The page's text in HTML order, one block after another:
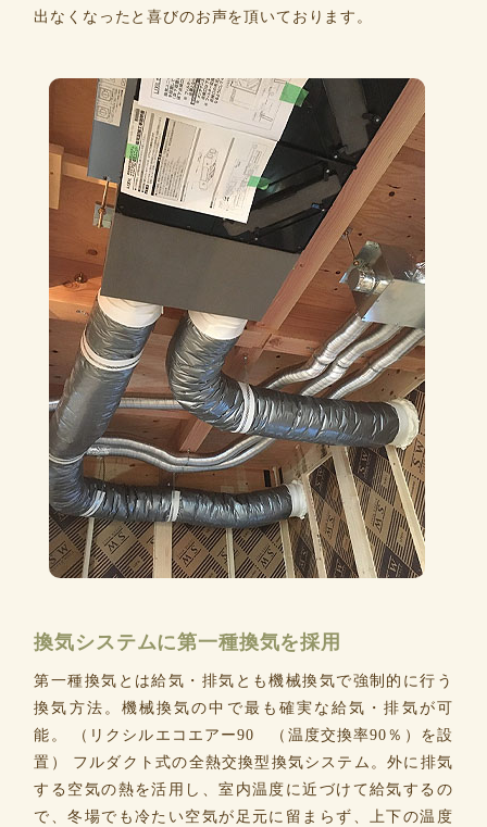
出なくなったと喜びのお声を頂いております。
換気システムに第一種換気を採用
第一種換気とは給気・排気とも機械換気で強制的に行う
換気方法。機械換気の中で最も確実な給気・排気が可
能。 （リクシルエコエアー90 （温度交換率90％）を設
置） フルダクト式の全熱交換型換気システム。外に排気
する空気の熱を活用し、室内温度に近づけて給気するの
で、冬場でも冷たい空気が足元に留まらず、上下の温度